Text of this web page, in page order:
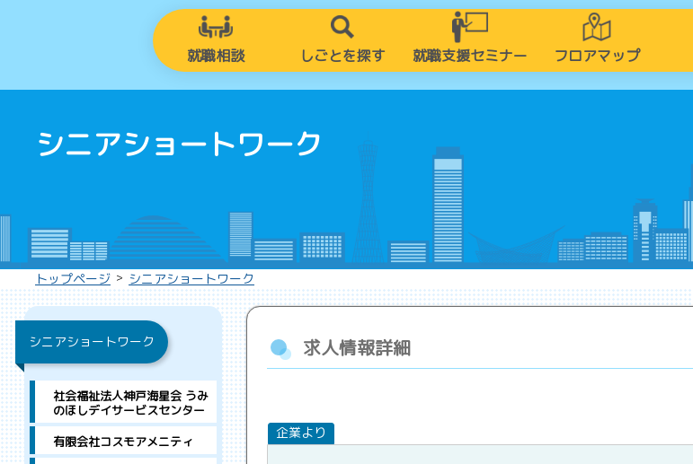
就職相談 しごとを探す 就職支援セミナー フロアマップ
シニアショートワーク
トップページ > シニアショートワーク
求人情報詳細
シニアショートワーク
社会福祉法人神戸海星会 うみ
のほしデイサービスセンター
有限会社コスモアメニティ